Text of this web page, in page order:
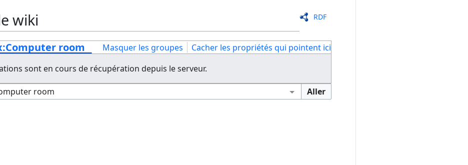
RDF
wiki
room Masquer les groupes
Cacher les propriétés qui pointent ici
sont en cours de récupération depuis le serveur.